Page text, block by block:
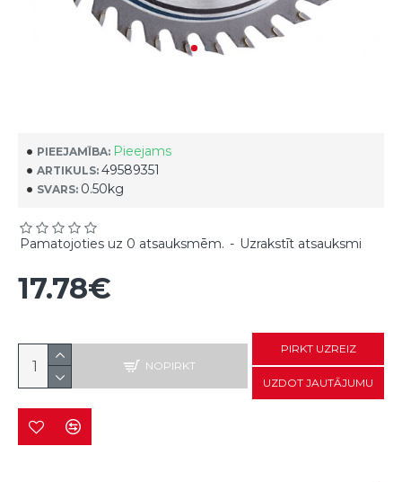
PIEEJAMĪBA: Pieejams
ARTIKULS: 49589351
SVARS: 0.50kg
Pamatojoties uz 0 atsauksmēm. - Uzrakstīt atsauksmi
17.78€
NOPIRKT
PIRKT UZREIZ
UZDOT JAUTĀJUMU